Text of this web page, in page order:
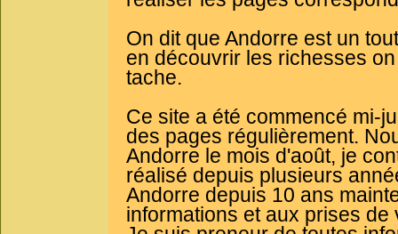
On dit que Andorre est un
en découvrir les richesses
tache.
Ce site a été commencé mi-
des pages régulièrement.
Andorre le mois d'août, je
réalisé depuis plusieurs
Andorre depuis 10 ans
informations et aux prises